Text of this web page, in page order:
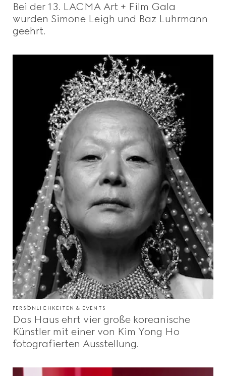
Bei der 13. LACMA Art + Film Gala
wurden Simone Leigh und Baz Luhrmann
geehrt.
PERSÖNLICHKEITEN & EVENTS
Das Haus ehrt vier große koreanische
Künstler mit einer von Kim Yong Ho
fotografierten Ausstellung.